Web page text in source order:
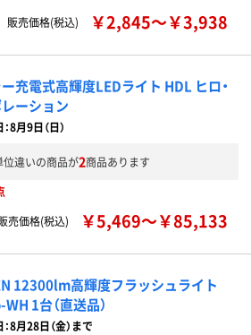
販売価格(税込)
￥2,845～￥3,938
充電式高輝度LEDライト HDL ヒロ・
ーション
8月9日（日）
位違いの商品が2商品あります
売価格(税込)
￥5,469～￥85,133
12300lm高輝度フラッシュライト
1台（直送品）
8月28日（金）まで